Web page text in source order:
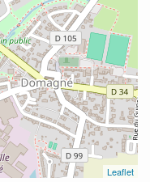
Leaflet